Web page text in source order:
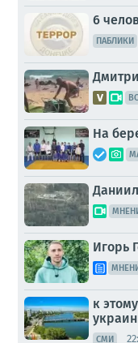
6
ПАБЛИКИ
На
Игорь
к
СМИ